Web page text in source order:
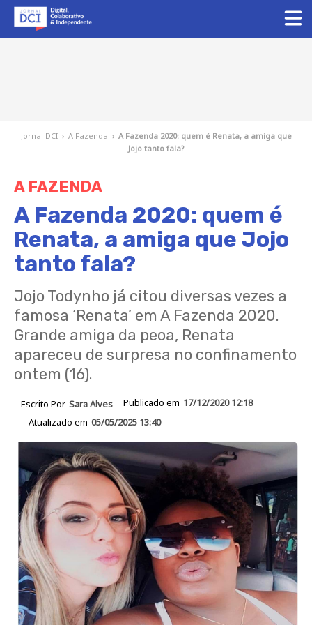
Jornal DCI › A Fazenda › A Fazenda 2020: quem é Renata, a amiga que
Jojo tanto fala?
A FAZENDA
A Fazenda 2020: quem é
Renata, a amiga que Jojo
tanto fala?
Jojo Todynho já citou diversas vezes a
famosa ‘Renata’ em A Fazenda 2020.
Grande amiga da peoa, Renata
apareceu de surpresa no confinamento
ontem (16).
Escrito Por Sara Alves Publicado em 17/12/2020 12:18
Atualizado em 05/05/2025 13:40